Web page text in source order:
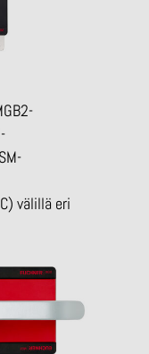
välillä eri